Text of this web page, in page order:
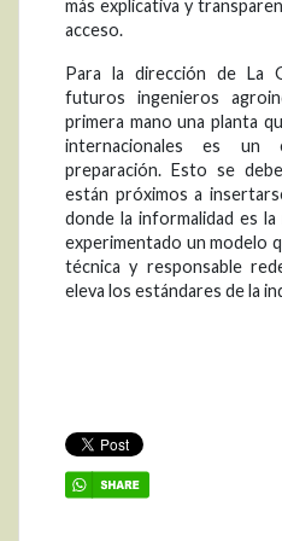
más explicativa y
acceso.
Para la dirección de La
futuros ingenieros
primera mano una planta
internacionales es un
preparación. Esto se
están próximos a
donde la informalidad es
experimentado un modelo
técnica y responsable
eleva los estándares de la